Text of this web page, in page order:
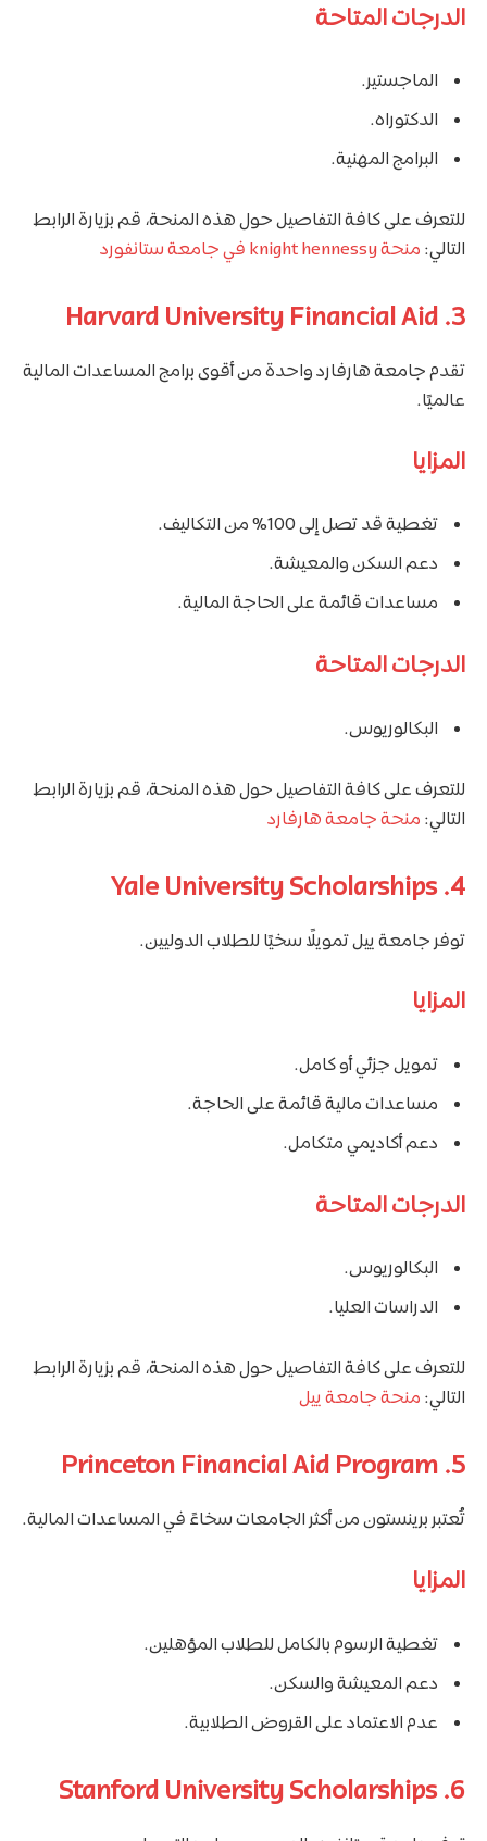
الدرجات المتاحة
الماجستير.
الدكتوراه.
البرامج المهنية.
للتعرف على كافة التفاصيل حول هذه المنحة، قم بزيارة الرابط
التالي: منحة knight hennessy في جامعة ستانفورد
3. Harvard University Financial Aid
تقدم جامعة هارفارد واحدة من أقوى برامج المساعدات المالية
عالميًا.
المزايا
تغطية قد تصل إلى 100% من التكاليف.
دعم السكن والمعيشة.
مساعدات قائمة على الحاجة المالية.
الدرجات المتاحة
البكالوريوس.
للتعرف على كافة التفاصيل حول هذه المنحة، قم بزيارة الرابط
التالي: منحة جامعة هارفارد
4. Yale University Scholarships
توفر جامعة ييل تمويلًا سخيًا للطلاب الدوليين.
المزايا
تمويل جزئي أو كامل.
مساعدات مالية قائمة على الحاجة.
دعم أكاديمي متكامل.
الدرجات المتاحة
البكالوريوس.
الدراسات العليا.
للتعرف على كافة التفاصيل حول هذه المنحة، قم بزيارة الرابط
التالي: منحة جامعة ييل
5. Princeton Financial Aid Program
تُعتبر برينستون من أكثر الجامعات سخاءً في المساعدات المالية.
المزايا
تغطية الرسوم بالكامل للطلاب المؤهلين.
دعم المعيشة والسكن.
عدم الاعتماد على القروض الطلابية.
6. Stanford University Scholarships